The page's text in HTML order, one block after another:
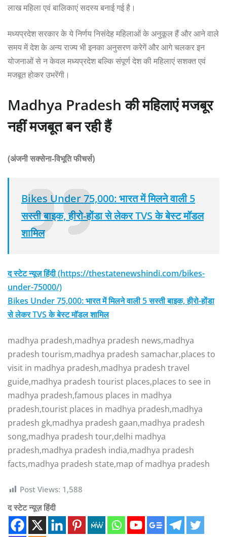
लाख महिला एवं बालिकाएं सदस्य बनाई गई है।
मध्यप्रदेश सरकार के ये निर्णय निसंदेह महिलाओं के अनुकूल हैं और आने वाले
समय में देश के अन्य राज्य भी इनका अनुसरण करेगें और आगे चलकर इन
योजनाओं से न केवल मध्यप्रदेश बल्कि संपूर्ण देश की महिलाएं सशक्त एवं
मजबूत होकर उभरेंगी।
Madhya Pradesh की महिलाएं मजबूर
नहीं मजबूत बन रही हैं
(अंजनी सक्सेना-विभूति फीचर्स)
Bikes Under 75,000: भारत में मिलने वाली 5
सस्ती बाइक, हीरो-होंडा से लेकर TVS के बेस्ट मॉडल
शामिल
द स्टेट न्यूज़ हिंदी (https://thestatenewshindi.com/bikes-
under-75000/)
Bikes Under 75,000: भारत में मिलने वाली 5 सस्ती बाइक, हीरो-होंडा
से लेकर TVS के बेस्ट मॉडल शामिल
madhya pradesh,madhya pradesh news,madhya
pradesh tourism,madhya pradesh samachar,places to
visit in madhya pradesh,madhya pradesh travel
guide,madhya pradesh tourist places,places to see in
madhya pradesh,famous places in madhya
pradesh,tourist places in madhya pradesh,madhya
pradesh gk,madhya pradesh gaan,madhya pradesh
song,madhya pradesh tour,delhi madhya
pradesh,madhya pradesh india,madhya pradesh
facts,madhya pradesh state,map of madhya pradesh
Post Views: 1,588
द स्टेट न्यूज़ हिंदी